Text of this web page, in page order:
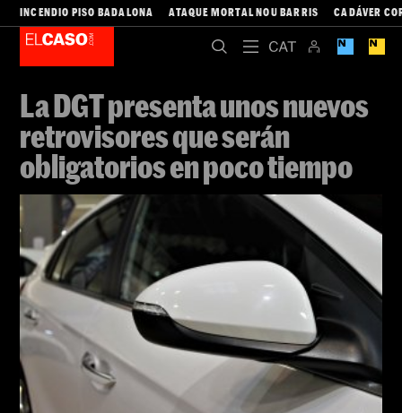
INCENDIO PISO BADALONA ATAQUE MORTAL NOU BARRIS CADÁVER
La DGT presenta unos nuevos
retrovisores que serán
obligatorios en poco tiempo